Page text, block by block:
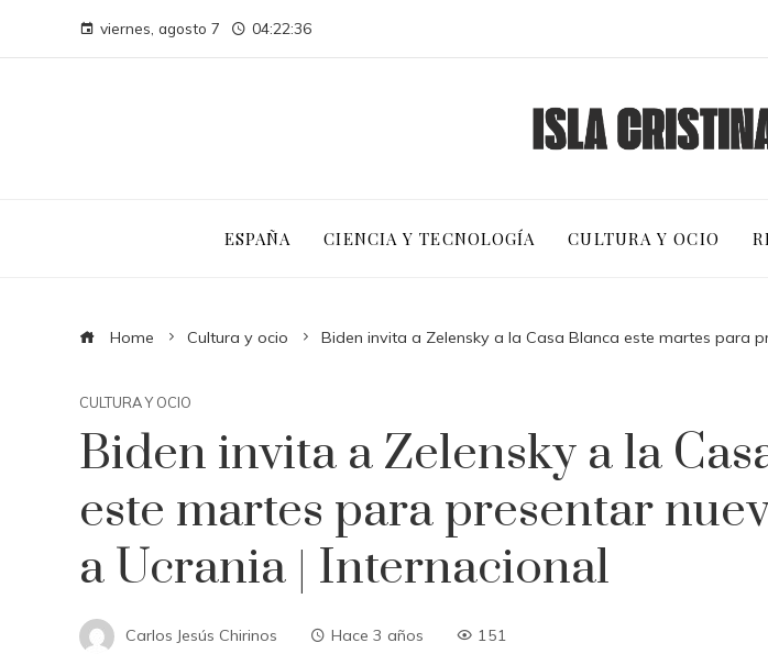
viernes, agosto 7 04:22:38
ESPAÑA CIENCIA Y TECNOLOGÍA CULTURA Y OCIO
Home Cultura y ocio Biden invita a Zelensky a la Casa Blanca este martes para
CULTURA Y OCIO
Biden invita a Zelensky a la
este martes para presentar
a Ucrania | Internacional
Carlos Jesús Chirinos Hace 3 años 151